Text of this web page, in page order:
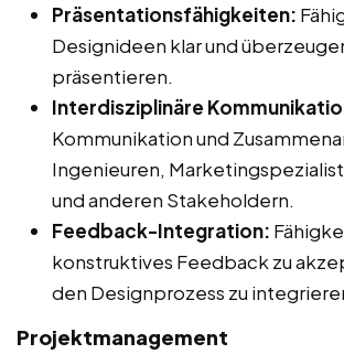
Präsentationsfähigkeiten:
Designideen klar und
präsentieren.
Interdisziplinäre
Kommunikation und
Ingenieuren,
und anderen Stakeholdern.
Feedback-Integration:
konstruktives Feedback zu
den Designprozess zu
Projektmanagement